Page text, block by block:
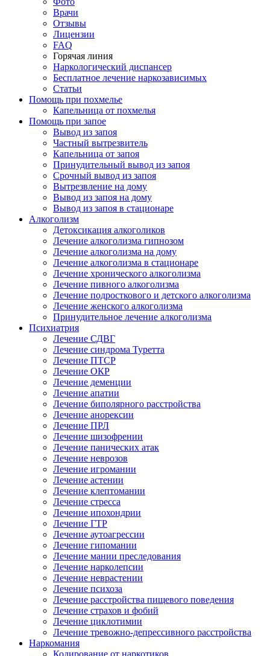
Врачи
Отзывы
Лицензии
FAQ
Горячая линия
Наркологический диспансер
Бесплатное лечение наркозависимых
Статьи
Помощь при похмелье
Капельница от похмелья
Помощь при запое
Вывод из запоя
Частный вытрезвитель
Капельница от запоя
Принудительный вывод из запоя
Срочный вывод из запоя
Вытрезвление на дому
Вывод из запоя на дому
Вывод из запоя в стационаре
Алкоголизм
Детоксикация алкоголиков
Лечение алкоголизма гипнозом
Лечение алкоголизма на дому
Лечение алкоголизма в стационаре
Лечение хронического алкоголизма
Лечение пивного алкоголизма
Лечение подросткового и детского алкоголизма
Лечение женского алкоголизма
Принудительное лечение алкоголизма
Психиатрия
Лечение СДВГ
Лечение синдрома Туретта
Лечение ПТСР
Лечение ОКР
Лечение деменции
Лечение апатии
Лечение биполярного расстройства
Лечение анорексии
Лечение ПРЛ
Лечение шизофрении
Лечение панических атак
Лечение неврозов
Лечение игромании
Лечение астении
Лечение клептомании
Лечение стресса
Лечение ипохондрии
Лечение ГТР
Лечение аутоагрессии
Лечение гипомании
Лечение мании преследования
Лечение нарколепсии
Лечение неврастении
Лечение психоза
Лечение расстройства пищевого поведения
Лечение страхов и фобий
Лечение циклотимии
Лечение тревожно-депрессивного расстройства
Наркомания
Кодирование от наркотиков